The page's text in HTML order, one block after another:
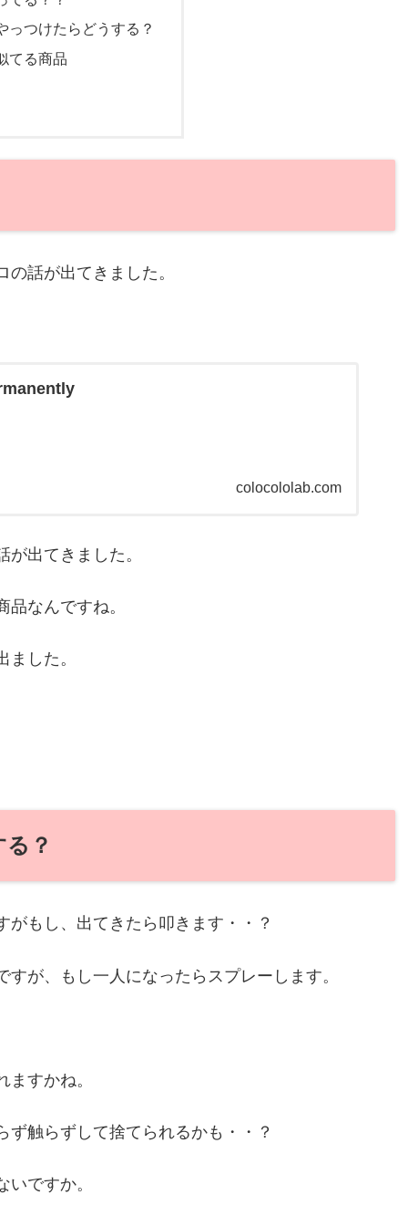
っつけたらどうする？
てる商品
話が出てきました。
colocololab.com
出てきました。
なんですね。
した。
？
もし、出てきたら叩きます・・？
が、もし一人になったらスプレーします。
すかね。
触らずして捨てられるかも・・？
ですか。